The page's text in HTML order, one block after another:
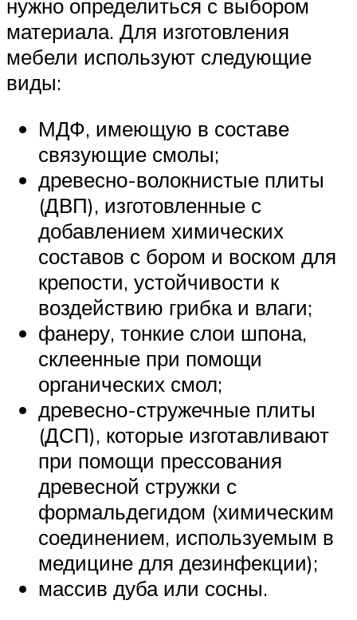
нужно определиться с выбором
материала. Для изготовления
мебели используют следующие
виды:
МДФ, имеющую в составе
связующие смолы;
древесно-волокнистые плиты
(ДВП), изготовленные с
добавлением химических
составов с бором и воском для
крепости, устойчивости к
воздействию грибка и влаги;
фанеру, тонкие слои шпона,
склеенные при помощи
органических смол;
древесно-стружечные плиты
(ДСП), которые изготавливают
при помощи прессования
древесной стружки с
формальдегидом (химическим
соединением, используемым в
медицине для дезинфекции);
массив дуба или сосны.